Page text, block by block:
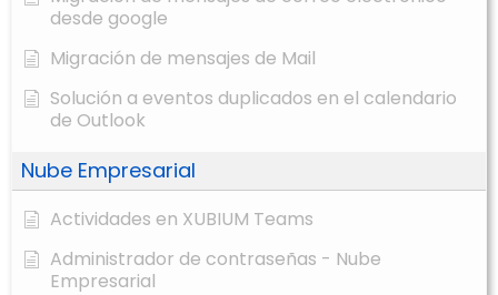
desde google
Migración de mensajes de Mail
Solución a eventos duplicados en el calendario
de Outlook
Nube Empresarial
Actividades en XUBIUM Teams
Administrador de contraseñas - Nube
Empresarial